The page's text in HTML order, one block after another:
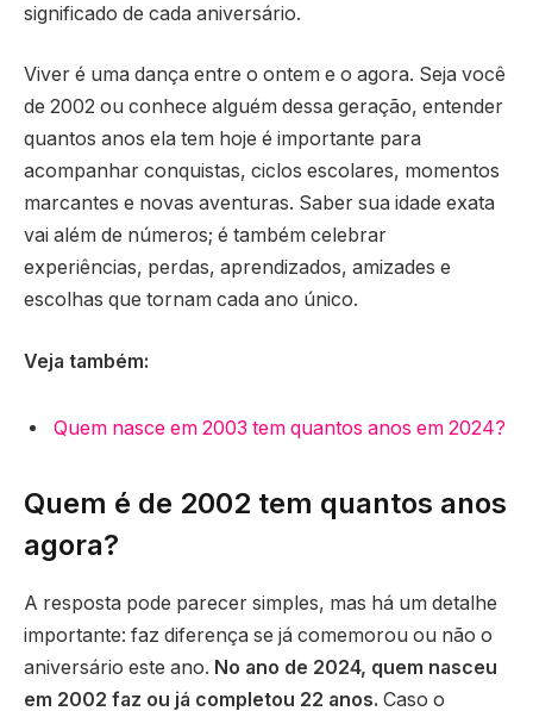
significado de cada aniversário.
Viver é uma dança entre o ontem e o agora. Seja você
de 2002 ou conhece alguém dessa geração, entender
quantos anos ela tem hoje é importante para
acompanhar conquistas, ciclos escolares, momentos
marcantes e novas aventuras. Saber sua idade exata
vai além de números; é também celebrar
experiências, perdas, aprendizados, amizades e
escolhas que tornam cada ano único.
Veja também:
Quem nasce em 2003 tem quantos anos em 2024?
Quem é de 2002 tem quantos anos
agora?
A resposta pode parecer simples, mas há um detalhe
importante: faz diferença se já comemorou ou não o
aniversário este ano. No ano de 2024, quem nasceu
em 2002 faz ou já completou 22 anos. Caso o